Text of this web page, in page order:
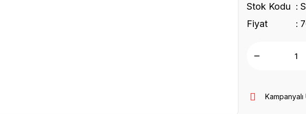
Stok Kodu
Fiyat
Kampanyalı